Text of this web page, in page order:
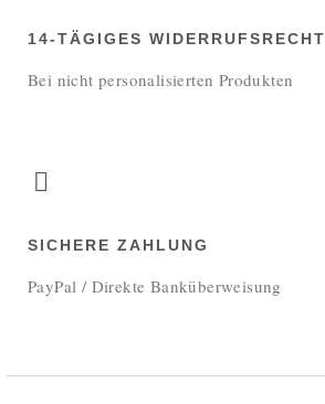
14-TÄGIGES WIDERRUFSRECHT
Bei nicht personalisierten Produkten
SICHERE ZAHLUNG
PayPal / Direkte Banküberweisung